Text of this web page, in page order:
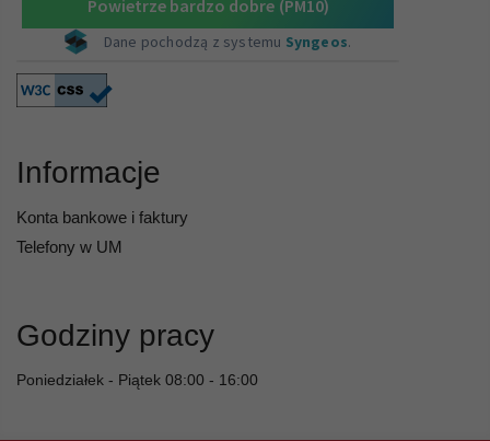
Informacje
Konta bankowe i faktury
Telefony w UM
Godziny pracy
Poniedziałek - Piątek 08:00 - 16:00